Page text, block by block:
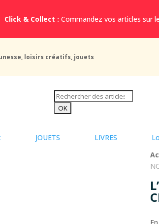
Click & Collect : Commandez vos articles sur
loisirs créatifs, jouets
JOUETS LIVRES